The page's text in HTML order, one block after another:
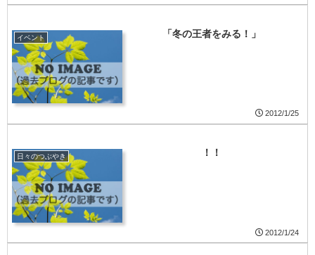
イベント 「冬の王者をみる！」
2012/1/25
日々のつぶやき ！！
2012/1/24